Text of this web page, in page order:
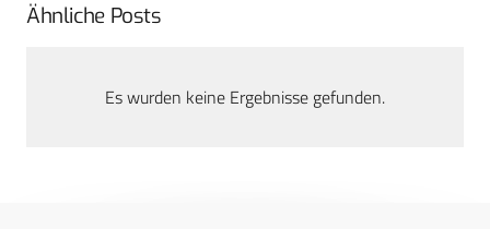
Ähnliche Posts
Es wurden keine Ergebnisse gefunden.